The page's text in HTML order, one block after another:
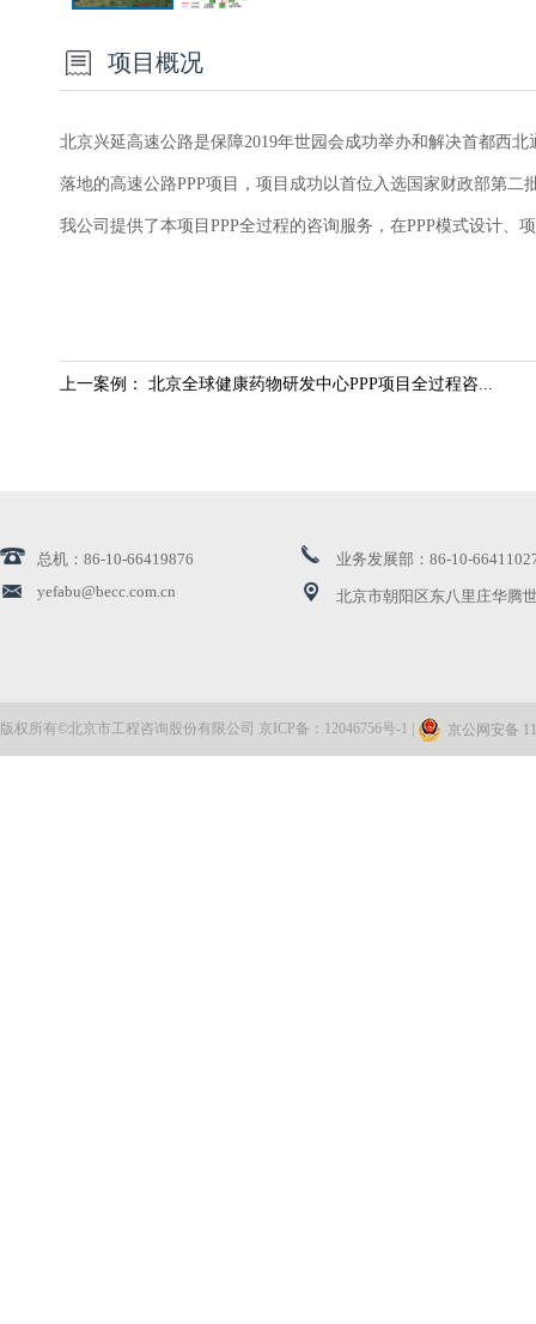
项目概况
北京兴延高速公路是保障2019年世园会成功举办和解决首都西
落地的高速公路PPP项目，项目成功以首位入选国家财政部第
我公司提供了本项目PPP全过程的咨询服务，在PPP模式设计
上一案例： 北京全球健康药物研发中心PPP项目全过程咨...
总机：86-10-66419876
业务发展部：86-10-
yefabu@becc.com.cn
北京市朝阳区东八里庄华腾
版权所有©北京市工程咨询股份有限公司 京ICP备：12046756号-1 | 京公网安备